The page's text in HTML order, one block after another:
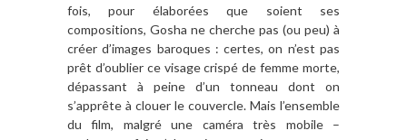
fois, pour élaborées que soient ses
compositions, Gosha ne cherche pas (ou peu) à
créer d’images baroques : certes, on n’est pas
prêt d’oublier ce visage crispé de femme morte,
dépassant à peine d’un tonneau dont on
s’apprête à clouer le couvercle. Mais l’ensemble
du film, malgré une caméra très mobile –